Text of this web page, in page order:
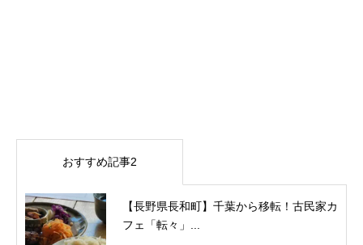
おすすめ記事2
【長野県長和町】千葉から移転！古民家カ
フェ「転々」...